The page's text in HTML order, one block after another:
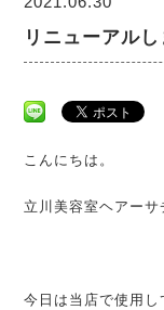
リニューアルし
こんにちは。
立川美容室ヘアーサ
今日は当店で使用